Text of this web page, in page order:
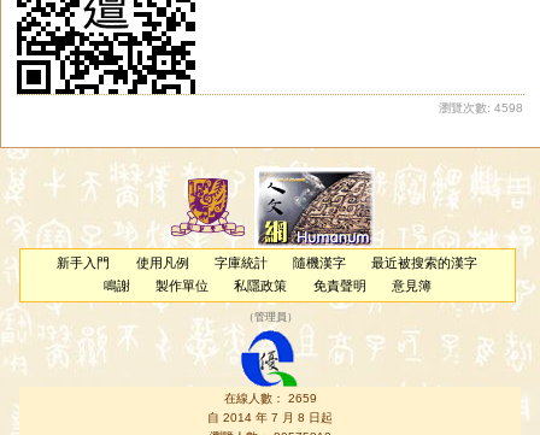
瀏覽次數: 4598
新手入門 使用凡例 字庫統計 隨機漢字
最近被搜索的漢字
鳴謝
製作單位 私隱政策 免責聲明 意見簿
（管理員 ）
在線人數： 2659
自 2014 年 7 月 8 日起